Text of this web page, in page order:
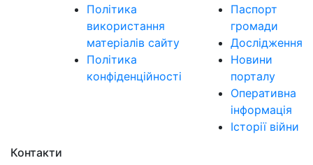
Політика
використання
матеріалів сайту
Політика
конфіденційності
Паспорт
громади
Дослідження
Новини
порталу
Оперативна
інформація
Історії війни
Контакти